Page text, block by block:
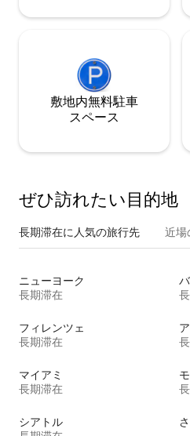
敷地内無料駐⁠車
ス⁠ペ⁠ー⁠ス
ぜひ訪⁠れ⁠た⁠い目⁠的⁠地
長期滞在に人気の旅行先 近場
ニューヨーク
長期滞在
フィレンツェ
長期滞在
マイアミ
長期滞在
シアトル